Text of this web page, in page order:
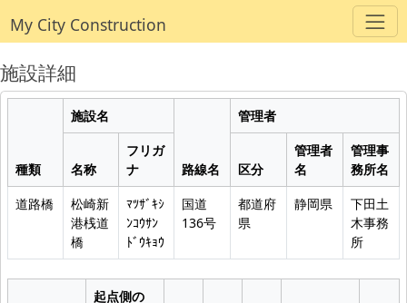
My City Construction
施設詳細
種類
施設名
路線名
管理者
名称
フリガ
ナ
区分
管理者
名
管理事
務所名
道路橋
松崎新
港桟道
橋
ﾏﾂｻﾞｷｼ
ﾝｺｳｻﾝ
ﾄﾞｳｷｮｳ
国道
136号
都道府
県
静岡県
下田土
木事務
所
起点側の